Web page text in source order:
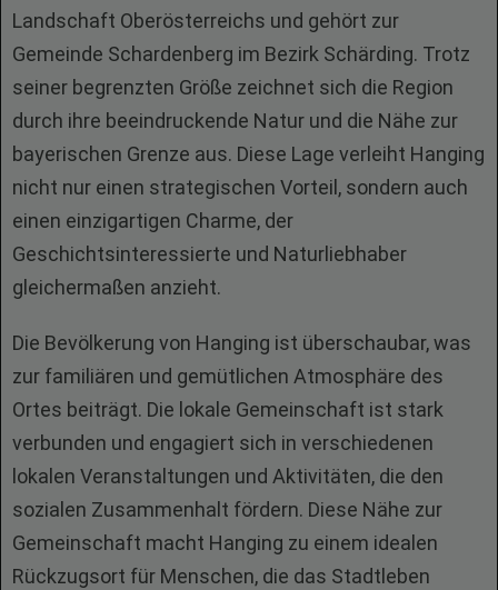
Landschaft Oberösterreichs und gehört zur
Gemeinde Schardenberg im Bezirk Schärding. Trotz
seiner begrenzten Größe zeichnet sich die Region
durch ihre beeindruckende Natur und die Nähe zur
bayerischen Grenze aus. Diese Lage verleiht Hanging
nicht nur einen strategischen Vorteil, sondern auch
einen einzigartigen Charme, der
Geschichtsinteressierte und Naturliebhaber
gleichermaßen anzieht.
Die Bevölkerung von Hanging ist überschaubar, was
zur familiären und gemütlichen Atmosphäre des
Ortes beiträgt. Die lokale Gemeinschaft ist stark
verbunden und engagiert sich in verschiedenen
lokalen Veranstaltungen und Aktivitäten, die den
sozialen Zusammenhalt fördern. Diese Nähe zur
Gemeinschaft macht Hanging zu einem idealen
Rückzugsort für Menschen, die das Stadtleben